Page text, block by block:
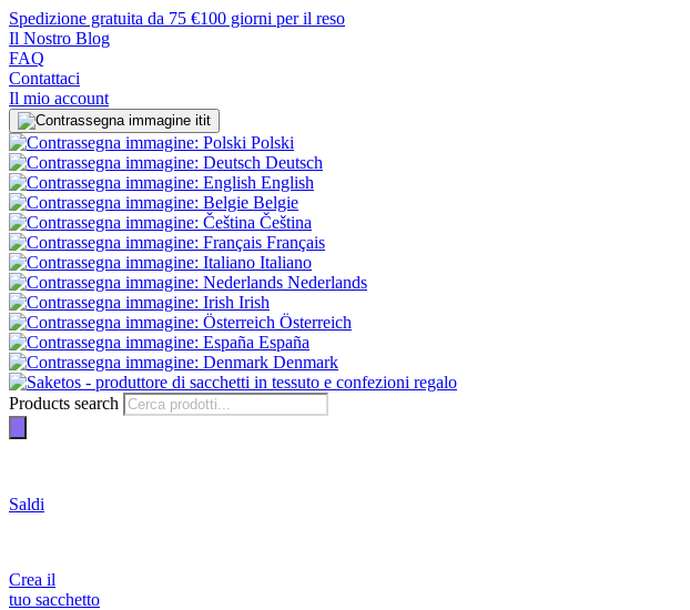
Spedizione gratuita da 75 €100 giorni per il reso
Il Nostro Blog
FAQ
Contattaci
Il mio account
it
Polski
Deutsch
English
Belgie
Čeština
Français
Italiano
Nederlands
Irish
Österreich
España
Denmark
Products search
Saldi
Crea il
tuo sacchetto